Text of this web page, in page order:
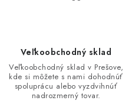
Veľkoobchodný sklad
Veľkoobchodný sklad v Prešove,
kde si môžete s nami dohodnúť
spoluprácu alebo vyzdvihnúť
nadrozmerný tovar.